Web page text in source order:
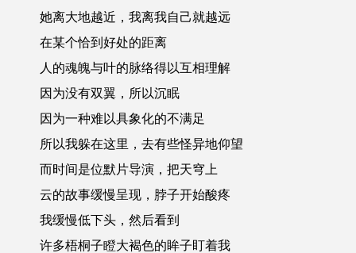
她离大地越近，我离我自己就越远
在某个恰到好处的距离
人的魂魄与叶的脉络得以互相理解
因为没有双翼，所以沉眠
因为一种难以具象化的不满足
所以我躲在这里，去有些怪异地仰望
而时间是位默片导演，把天穹上
云的故事缓慢呈现，脖子开始酸疼
我缓慢低下头，然后看到
许多梧桐子瞪大褐色的眸子盯着我